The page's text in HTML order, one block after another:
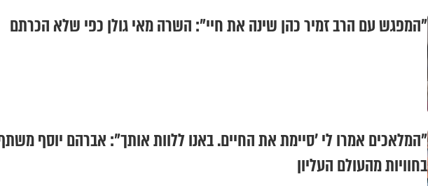
"המפגש עם הרב זמיר כהן שינה את חיי": השרה מאי גולן כפי שלא הכרתם
"המלאכים אמרו לי 'סיימת את החיים. באנו ללוות אותך": אברהם יוסף
בחוויות מהעולם העליון